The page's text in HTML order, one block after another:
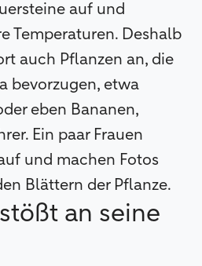
auf und
Temperaturen. Deshalb
auch Pflanzen an, die
bevorzugen, etwa
eben Bananen,
Ein paar Frauen
und machen Fotos
Blättern der Pflanze.
an seine